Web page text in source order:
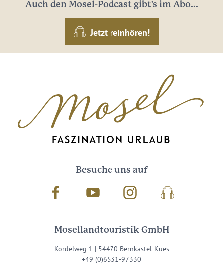
Auch den Mosel-Podcast gibt's im Abo...
Jetzt reinhören!
Besuche uns auf
Facebook Youtube InstagramPodcast
Mosellandtouristik GmbH
Kordelweg 1 | 54470 Bernkastel-Kues
+49 (0)6531-97330